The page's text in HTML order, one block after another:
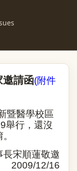
請函(附件
暨醫學校區
舉行，還沒
長宋順蓮敬邀
2009/12/16